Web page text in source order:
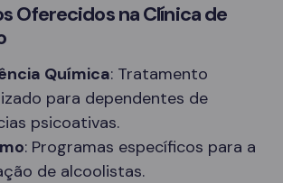
Oferecidos na Clínica de
Química: Tratamento
para dependentes de
psicoativas.
: Programas específicos para a
de alcoolistas.